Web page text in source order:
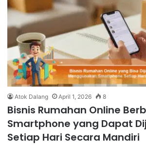
Atok Dalang April 1, 2026 8
Bisnis Rumahan Online
Smartphone yang Dapat
Setiap Hari Secara Mandiri